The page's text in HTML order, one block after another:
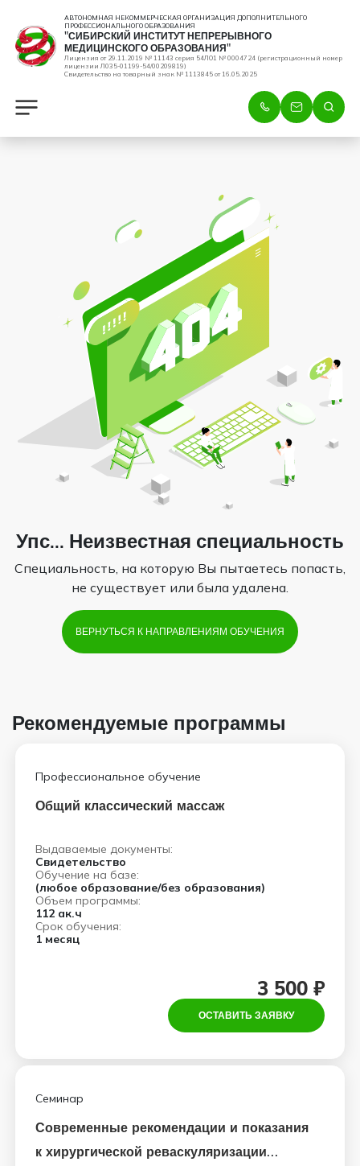
АВТОНОМНАЯ НЕКОММЕРЧЕСКАЯ ОРГАНИЗАЦИЯ ДОПОЛНИТЕЛЬНОГО
ПРОФЕССИОНАЛЬНОГО ОБРАЗОВАНИЯ
"СИБИРСКИЙ ИНСТИТУТ НЕПРЕРЫВНОГО
МЕДИЦИНСКОГО ОБРАЗОВАНИЯ"
Лицензия от 29.11.2019 № 11143 серия 54ЛО1 № 0004724 (регистрационный номер
лицензии Л035-01199-54/00209819)
Свидетельство на товарный знак № 1113845 от 16.05.2025
Упс... Неизвестная специальность
Специальность, на которую Вы пытаетесь попасть,
не существует или была удалена.
ВЕРНУТЬСЯ К НАПРАВЛЕНИЯМ ОБУЧЕНИЯ
Рекомендуемые программы
Профессиональное обучение
Общий классический массаж
Выдаваемые документы:
Свидетельство
Обучение на базе:
(любое образование/без образования)
Объем программы:
112 ак.ч
Срок обучения:
1 месяц
3 500 ₽
ОСТАВИТЬ ЗАЯВКУ
Семинар
Современные рекомендации и показания
к хирургической реваскуляризации